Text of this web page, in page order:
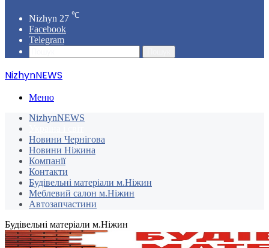
Nizhyn 27 ℃
Facebook
Telegram
NizhynNEWS
Меню
NizhynNEWS
Новини Чернігова
Новини Ніжина
Компанії
Контакти
Будівельні матеріали м.Ніжин
Меблевий салон м.Ніжин
Автозапчастини
Будівельні матеріали м.Ніжин